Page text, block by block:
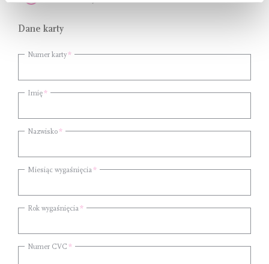
Dane karty
Numer karty
Imię
Nazwisko
Miesiąc wygaśnięcia
Rok wygaśnięcia
Numer CVC